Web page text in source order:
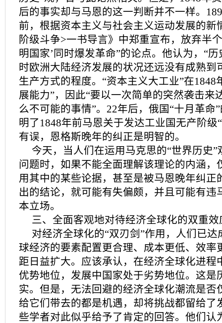
后的事实却与马恩的这一判断并不一样。
前，根据资本主义与社会主义运动发展的新
阶级斗争>一书导言》中郑重宣布，放弃半
明国家’同时爆发革命”的论点。他认为，“
时欧洲大陆经济发展的状况还远没有成熟到
生产方式的程度。“资本主义大工业”在1848
展能力”，因此“要以一次简单的突然袭击来
么不可能的事情”。22年后，俄国“十月革命
明了1848年前马恩关于发达工业国无产阶级
有误，恩格斯晚年的纠正是明智的。
今天，当人们在运用马克思的“世界历史
问题时，如果不能全面理解该理论的内涵，
用其中的某些论据，甚至是被马恩晚年纠正
出的结论，就可能有失偏颇，并且可能有违
本立场。
三、全面客观地对待经济全球化的双重效
对经济全球化的“双刃剑”作用，人们已
球经济的要素配置更合理、成本更低、效率
距日益扩大。应该承认，在经济全球化进程
优势地位，发展中国家处于劣势地位。这是
实。但是，无法回避的经济全球化潮流是否
给它们带去的都是机遇，却将挑战都留给了
些学者对此似乎给予了肯定的回答。他们认